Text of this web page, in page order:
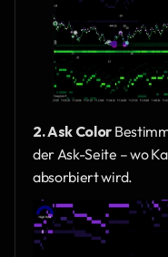
2. Ask Color
der Ask-Seite – wo
absorbiert wird.